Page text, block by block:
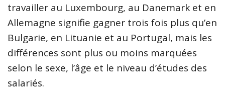
travailler au Luxembourg, au Danemark et en
Allemagne signifie gagner trois fois plus qu’en
Bulgarie, en Lituanie et au Portugal, mais les
différences sont plus ou moins marquées
selon le sexe, l’âge et le niveau d’études des
salariés.